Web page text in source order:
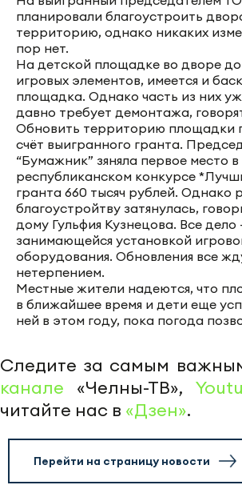
планировали благоустроить
территорию, однако никаких
пор нет.
На детской площадке во дворе
игровых элементов, имеется и
площадка. Однако часть из них
давно требует демонтажа,
Обновить территорию площадки
счёт выигранного гранта.
“Бумажник” зяняла первое место в
республиканском конкурсе
гранта 660 тысяч рублей. Однако
благоустройтву затянулась,
дому Гульфия Кузнецова. Все дело
занимающейся установкой
оборудования. Обновления все
нетерпением.
Местные жители надеются, что
в ближайшее время и дети еще
ней в этом году, пока погода
Следите за самым
канале «Челны-ТВ»,
читайте нас в «Дзен».
Перейти на страницу новости